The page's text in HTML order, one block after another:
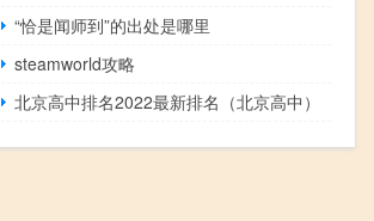
“恰是闻师到”的出处是哪里
steamworld攻略
北京高中排名2022最新排名（北京高中）